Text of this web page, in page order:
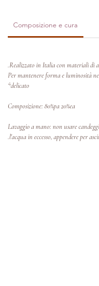
Composizione e cura
Realizzato in Italia con materiali di
Per mantenere forma e luminosità
delicato*
Composizione: 80%pa 20%ea
*Lavaggio a mano: non usare
l'acqua in eccesso, appendere per